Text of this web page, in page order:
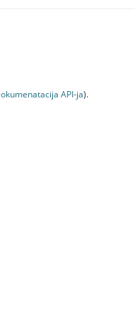
API-jа).